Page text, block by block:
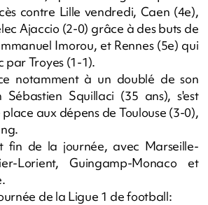
contre Lille vendredi, Caen (4e),
Ajaccio (2-0) grâce à des buts de
Imorou, et Rennes (5e) qui
par Troyes (1-1).
notamment à un doublé de son
Sébastien Squillaci (35 ans), s'est
aux dépens de Toulouse (3-0),
fin de la journée, avec Marseille-
Lorient, Guingamp-Monaco et
de la Ligue 1 de football: